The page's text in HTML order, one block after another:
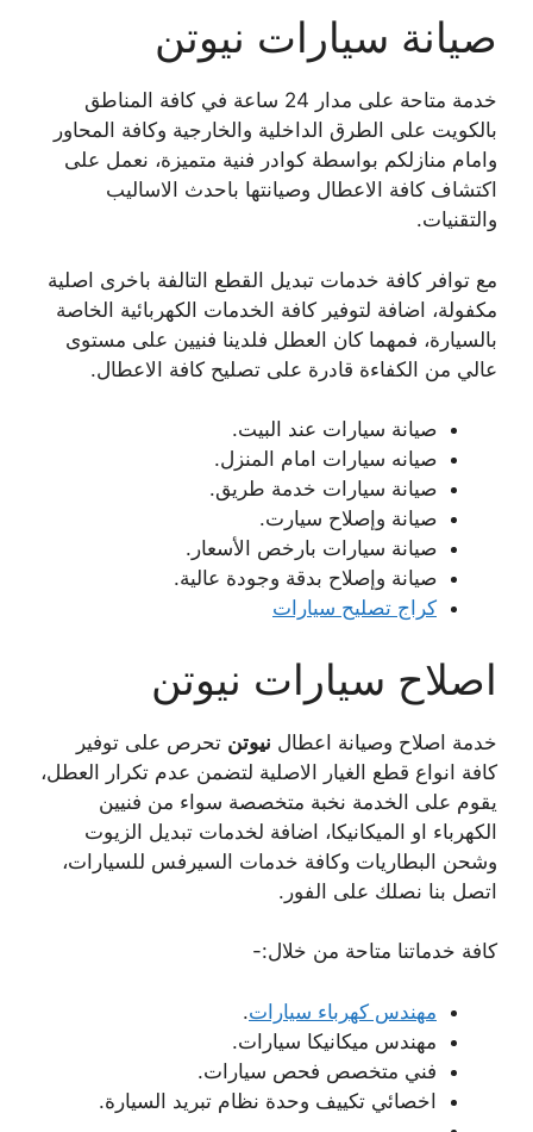
صيانة سيارات نيوتن
خدمة متاحة على مدار 24 ساعة في كافة المناطق
بالكويت على الطرق الداخلية والخارجية وكافة المحاور
وامام منازلكم بواسطة كوادر فنية متميزة، نعمل على
اكتشاف كافة الاعطال وصيانتها باحدث الاساليب
والتقنيات.
مع توافر كافة خدمات تبديل القطع التالفة باخرى اصلية
مكفولة، اضافة لتوفير كافة الخدمات الكهربائية الخاصة
بالسيارة، فمهما كان العطل فلدينا فنيين على مستوى
عالي من الكفاءة قادرة على تصليح كافة الاعطال.
صيانة سيارات عند البيت.
صيانه سيارات امام المنزل.
صيانة سيارات خدمة طريق.
صيانة وإصلاح سيارت.
صيانة سيارات بارخص الأسعار.
صيانة وإصلاح بدقة وجودة عالية.
كراج تصليح سيارات
اصلاح سيارات نيوتن
خدمة اصلاح وصيانة اعطال نيوتن تحرص على توفير
كافة انواع قطع الغيار الاصلية لتضمن عدم تكرار العطل،
يقوم على الخدمة نخبة متخصصة سواء من فنيين
الكهرباء او الميكانيكا، اضافة لخدمات تبديل الزيوت
وشحن البطاريات وكافة خدمات السيرفس للسيارات،
اتصل بنا نصلك على الفور.
كافة خدماتنا متاحة من خلال:-
مهندس كهرباء سيارات.
مهندس ميكانيكا سيارات.
فني متخصص فحص سيارات.
اخصائي تكييف وحدة نظام تبريد السيارة.